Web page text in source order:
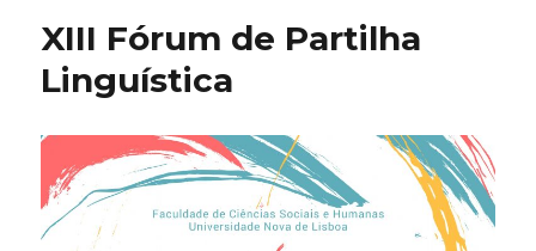
XIII Fórum de Partilha
Linguística